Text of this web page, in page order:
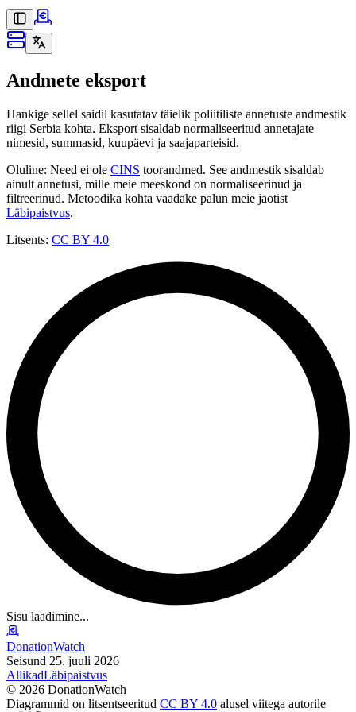
Andmete eksport
Hankige sellel saidil kasutatav täielik poliitiliste annetuste andmestik
riigi Serbia kohta. Eksport sisaldab normaliseeritud annetajate
nimesid, summasid, kuupäevi ja saajaparteisid.
Oluline: Need ei ole CINS toorandmed. See andmestik sisaldab
ainult annetusi, mille meie meeskond on normaliseerinud ja
filtreerinud. Metoodika kohta vaadake palun meie jaotist
Läbipaistvus.
Litsents: CC BY 4.0
Sisu laadimine...
DonationWatch
Seisund 25. juuli 2026
AllikadLäbipaistvus
© 2026 DonationWatch
Diagrammid on litsentseeritud CC BY 4.0 alusel viitega autorile